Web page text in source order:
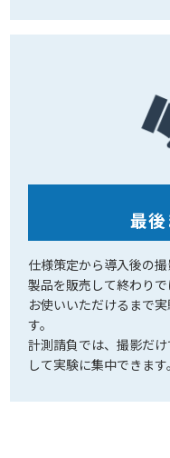
最
仕様策定から導入後の
製品を販売して終わり
お使いいただけるまで
す。
計測請負では、撮影だ
して実験に集中できます。